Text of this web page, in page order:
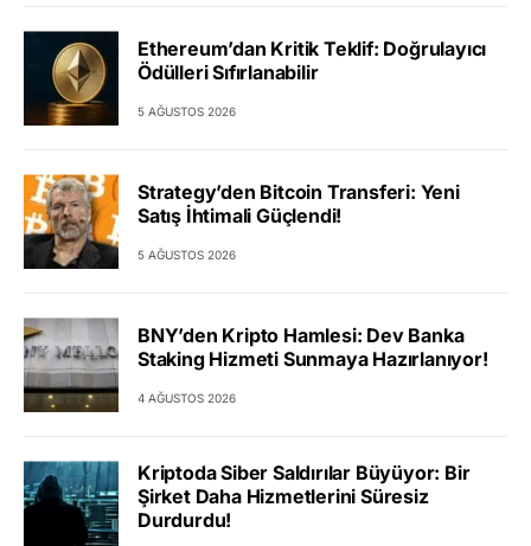
Ethereum’dan Kritik Teklif: Doğrulayıcı
Ödülleri Sıfırlanabilir
5 AĞUSTOS 2026
Strategy’den Bitcoin Transferi: Yeni
Satış İhtimali Güçlendi!
5 AĞUSTOS 2026
BNY’den Kripto Hamlesi: Dev Banka
Staking Hizmeti Sunmaya Hazırlanıyor!
4 AĞUSTOS 2026
Kriptoda Siber Saldırılar Büyüyor: Bir
Şirket Daha Hizmetlerini Süresiz
Durdurdu!